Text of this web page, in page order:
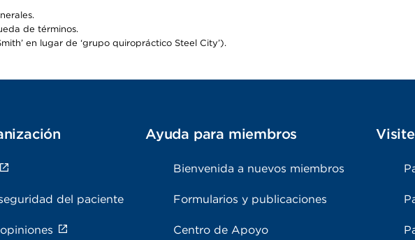
de términos.
en lugar de ‘grupo quiropráctico Steel City’).
del paciente
Ayuda para miembros
Bienvenida a nuevos miembros
Formularios y publicaciones
Centro de Apoyo